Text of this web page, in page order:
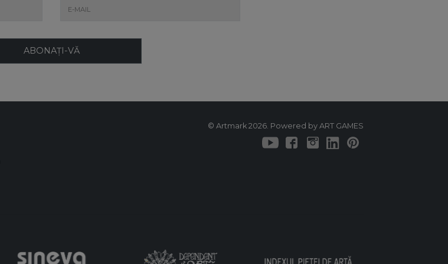
ABONAȚI-VĂ
© Artmark 2026. Powered by ART GAMES